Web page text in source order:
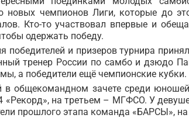
новых чемпионов Лиги, которые до
Кто-то участвовал впервые и
одержать победу.
победителей и призеров турнира
тренер России по самбо и дзюдо
а победители ещё чемпионские кубки.
в общекомандном зачете среди
на третьем – МГФСО. У
прошлого этапа команда «БАРСЫ»,